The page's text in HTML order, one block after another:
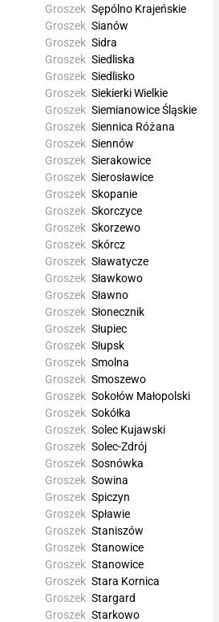
Groszek Sępólno Krajeńskie
Groszek Sianów
Groszek Sidra
Groszek Siedliska
Groszek Siedlisko
Groszek Siekierki Wielkie
Groszek Siemianowice Śląskie
Groszek Siennica Różana
Groszek Siennów
Groszek Sierakowice
Groszek Sierosławice
Groszek Skopanie
Groszek Skorczyce
Groszek Skorzewo
Groszek Skórcz
Groszek Sławatycze
Groszek Sławkowo
Groszek Sławno
Groszek Słonecznik
Groszek Słupiec
Groszek Słupsk
Groszek Smolna
Groszek Smoszewo
Groszek Sokołów Małopolski
Groszek Sokółka
Groszek Solec Kujawski
Groszek Solec-Zdrój
Groszek Sosnówka
Groszek Sowina
Groszek Spiczyn
Groszek Spławie
Groszek Staniszów
Groszek Stanowice
Groszek Stanowice
Groszek Stara Kornica
Groszek Stargard
Groszek Starkowo